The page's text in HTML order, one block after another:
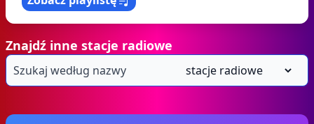
Znajdź inne stacje radiowe